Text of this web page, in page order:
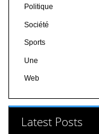
Politique
Société
Sports
Une
Web
Latest Posts